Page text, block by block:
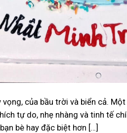
của bầu trời và biển cả.
tự do, nhẹ nhàng và tinh tế
bè hay đặc biệt hơn […]